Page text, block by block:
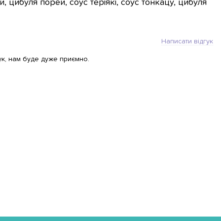
цибуля порей, соус теріякі, соус тонкацу, цибуля
Написати відгук
нам буде дуже приємно.